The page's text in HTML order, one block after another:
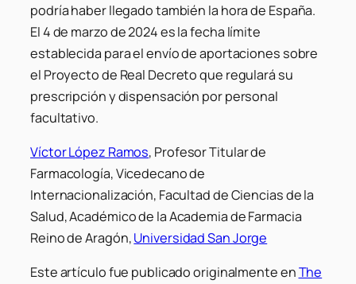
podría haber llegado también la hora de España.
El 4 de marzo de 2024 es la fecha límite
establecida para el envío de aportaciones sobre
el Proyecto de Real Decreto que regulará su
prescripción y dispensación por personal
facultativo.
Víctor López Ramos, Profesor Titular de
Farmacología, Vicedecano de
Internacionalización, Facultad de Ciencias de la
Salud, Académico de la Academia de Farmacia
Reino de Aragón,Universidad San Jorge
Este artículo fue publicado originalmente enThe